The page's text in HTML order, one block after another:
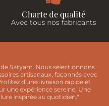
Charte de qualité
Avec tous nos fabricants
Satyam. Nous sélectionnons
artisanaux, façonnés avec
d'une livraison rapide et
une expérience sereine. Une
inspirée au quotidien."